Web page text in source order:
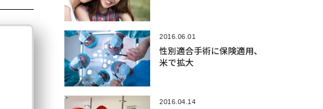
2016.06.01
性別適合手術に保険適用、
米で拡大
2016.04.14